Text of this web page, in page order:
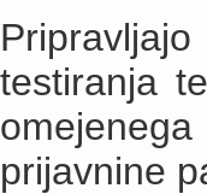
testiranja
prijavnine